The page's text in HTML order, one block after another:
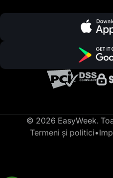
© 2026 EasyWeek.
Termeni și politici•